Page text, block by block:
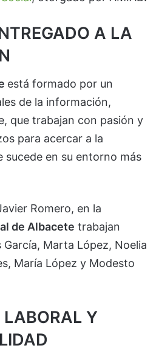
A LA
está formado por un
de la información,
que trabajan con pasión y
para acercar a la
sucede en su entorno más
Romero, en la
de Albacete trabajan
Marta López, Noelia
María López y Modesto
LABORAL Y